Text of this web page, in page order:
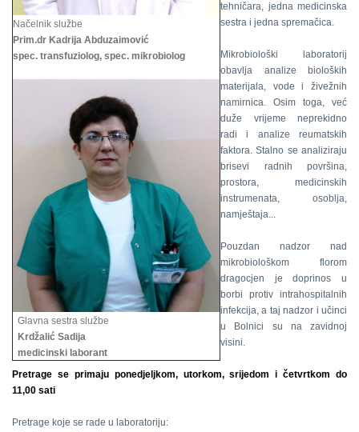
Načelnik službe
Prim.dr Kadrija Abduzaimović
spec. transfuziolog, spec. mikrobiolog
Glavna sestra službe
Krdžalić Sadija
medicinski laborant
tehničara, jedna medicinska
sestra i jedna spremačica.
Mikrobiološki laboratorij
obavlja analize bioloških
materijala, vode i živežnih
namirnica. Osim toga, već
duže vrijeme neprekidno
radi i analize reumatskih
faktora. Stalno se analiziraju
brisevi radnih površina,
prostora, medicinskih
instrumenata, osoblja,
namještaja...
Pouzdan nadzor nad
mikrobiološkom florom
dragocjen je doprinos u
borbi protiv intrahospitalnih
infekcija, a taj nadzor i učinci
u Bolnici su na zavidnoj
visini.
Pretrage se primaju ponedjeljkom, utorkom, srijedom i četvrtkom do
11,00 sati
Pretrage koje se rade u laboratoriju: